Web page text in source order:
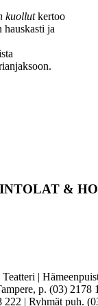
kuollutkertoo
hauskasti ja
&
|
p. (03) 2178
| Ryhmät puh.